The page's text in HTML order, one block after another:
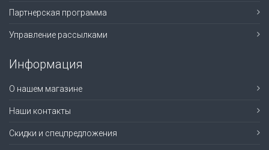
Партнерская программа
Управление рассылками
Информация
О нашем магазине
Наши контакты
Скидки и спецпредложения